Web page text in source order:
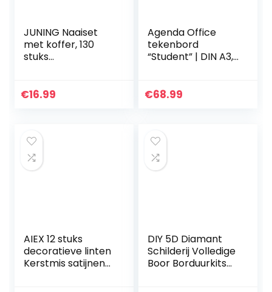
JUNING Naaiset
met koffer, 130
stuks
en noodgevallen,
€16.99
Agenda Office
tekenbord
“Student” | DIN A3,
voordelige,
€68.99
AIEX 12 stuks
decoratieve linten
Kerstmis satijnen
DIY 5D Diamant
Schilderij Volledige
Boor Borduurkits